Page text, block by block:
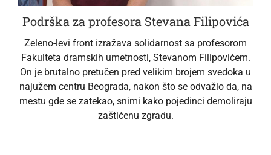
Podrška za profesora Stevana Filipovića
Zeleno-levi front izražava solidarnost sa profesorom
Fakulteta dramskih umetnosti, Stevanom Filipovićem.
On je brutalno pretučen pred velikim brojem svedoka u
najužem centru Beograda, nakon što se odvažio da, na
mestu gde se zatekao, snimi kako pojedinci demoliraju
zaštićenu zgradu.